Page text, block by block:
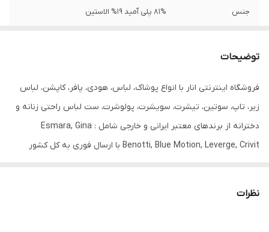
جنس 81% پلی آمید 19% الاستین
دارد
مورد استفاده روزانه
توضیحات
فروشگاه اینترنتی انار با انواع پوشاک، لباس، هودی، پافر، کاپشن، لباس
زیر، تاپ، سوتین، تیشرت، سویشرت، پولوشرت، ست لباس راحتی زنانه و
دخترانه از برندهای معتبر ایرانی و خارجی شامل : Esmara, Gina
Benotti, Blue Motion, Leverge, Crivit با ارسال فوری به کل کشور
نظرات